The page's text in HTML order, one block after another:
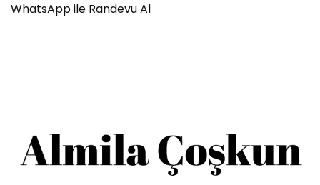
WhatsApp ile Randevu Al